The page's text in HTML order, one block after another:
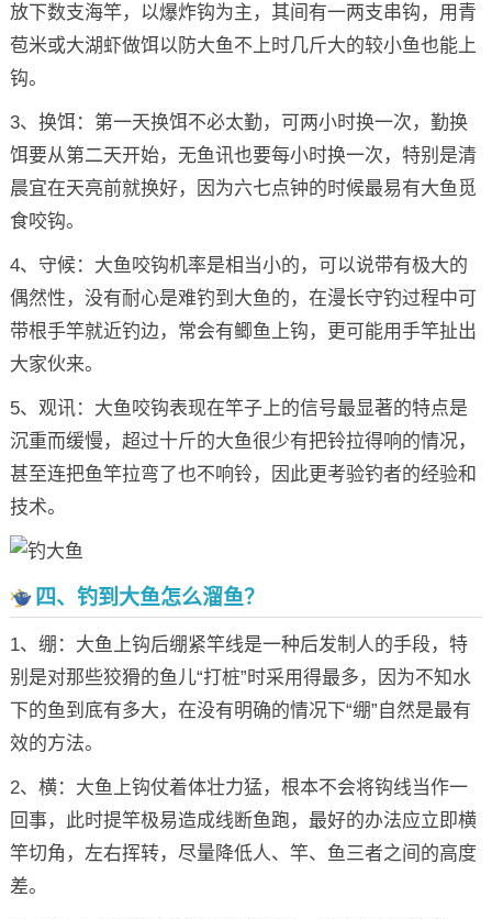
放下数支海竿，以爆炸钩为主，其间有一两支串钩，用青
苞米或大湖虾做饵以防大鱼不上时几斤大的较小鱼也能上
钩。
3、换饵：第一天换饵不必太勤，可两小时换一次，勤换
饵要从第二天开始，无鱼讯也要每小时换一次，特别是清
晨宜在天亮前就换好，因为六七点钟的时候最易有大鱼觅
食咬钩。
4、守候：大鱼咬钩机率是相当小的，可以说带有极大的
偶然性，没有耐心是难钓到大鱼的，在漫长守钓过程中可
带根手竿就近钓边，常会有鲫鱼上钩，更可能用手竿扯出
大家伙来。
5、观讯：大鱼咬钩表现在竿子上的信号最显著的特点是
沉重而缓慢，超过十斤的大鱼很少有把铃拉得响的情况，
甚至连把鱼竿拉弯了也不响铃，因此更考验钓者的经验和
技术。
四、钓到大鱼怎么溜鱼？
1、绷：大鱼上钩后绷紧竿线是一种后发制人的手段，特
别是对那些狡猾的鱼儿“打桩”时采用得最多，因为不知水
下的鱼到底有多大，在没有明确的情况下“绷”自然是最有
效的方法。
2、横：大鱼上钩仗着体壮力猛，根本不会将钩线当作一
回事，此时提竿极易造成线断鱼跑，最好的办法应立即横
竿切角，左右挥转，尽量降低人、竿、鱼三者之间的高度
差。